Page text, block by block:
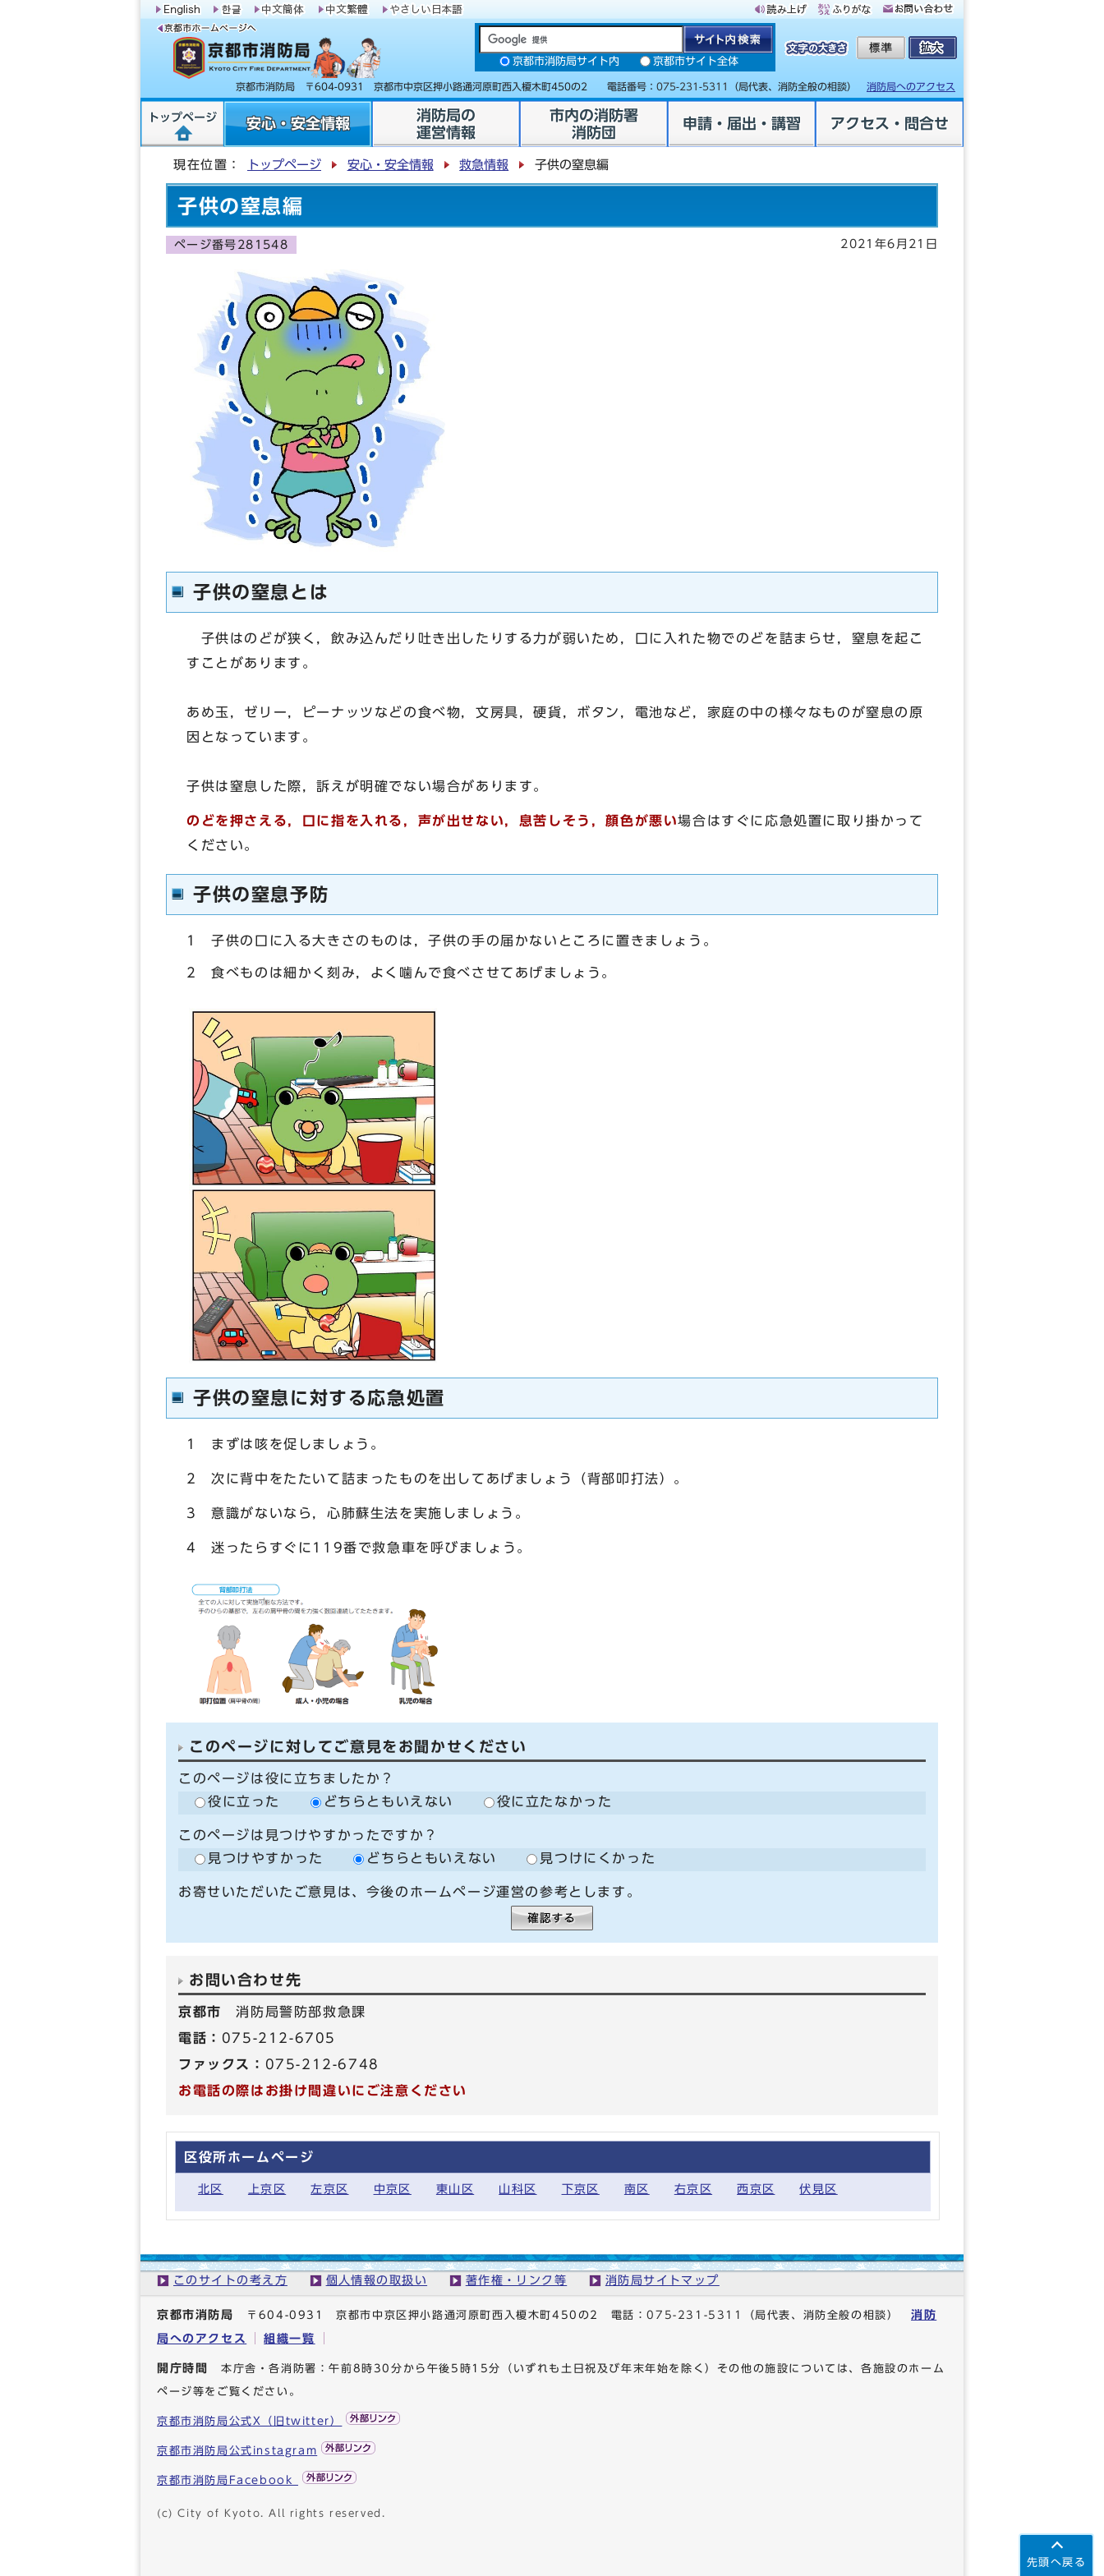
京都市消防局サイト内 京都市サイト全体
京都市消防局 〒604-0931 京都市中京区押小路通河原町西入榎木町450の2 電話番号： 075-231-5311 （局代表、消防全般の相談） 消防局へのアクセス
トップページ 安心・安全情報
消防局の
運営情報
市内の消防署
消防団
申請・届出・講習 アクセス・問合せ
現在位置： トップページ 安心・安全情報 救急情報 子供の窒息編
子供の窒息編
ページ番号281548 2021年6月21日
子供の窒息とは
子供はのどが狭く，飲み込んだり吐き出したりする力が弱いため，口に入れた物でのどを詰まらせ，窒息を起こ
すことがあります。
あめ玉，ゼリー，ピーナッツなどの食べ物，文房具，硬貨，ボタン，電池など，家庭の中の様々なものが窒息の原
因となっています。
子供は窒息した際，訴えが明確でない場合があります。
のどを押さえる，口に指を入れる，声が出せない，息苦しそう，顔色が悪い場合はすぐに応急処置に取り掛かって
ください。
子供の窒息予防
1 子供の口に入る大きさのものは，子供の手の届かないところに置きましょう。
2 食べものは細かく刻み，よく噛んで食べさせてあげましょう。
子供の窒息に対する応急処置
1 まずは咳を促しましょう。
2 次に背中をたたいて詰まったものを出してあげましょう（背部叩打法）。
3 意識がないなら，心肺蘇生法を実施しましょう。
4 迷ったらすぐに119番で救急車を呼びましょう。
このページに対してご意見をお聞かせください
このページは役に立ちましたか？
役に立った
どちらともいえない 役に立たなかった
このページは見つけやすかったですか？
見つけやすかった
どちらともいえない 見つけにくかった
お寄せいただいたご意見は、今後のホームページ運営の参考とします。
お問い合わせ先
京都市消防局警防部救急課
電話： 075-212-6705
ファックス： 075-212-6748
お電話の際はお掛け間違いにご注意ください
区役所ホームページ
北区 上京区 左京区 中京区 東山区 山科区 下京区 南区 右京区 西京区 伏見区
先頭へ戻る
このサイトの考え方 個人情報の取扱い 著作権・リンク等 消防局サイトマップ
京都市消防局 〒604-0931 京都市中京区押小路通河原町西入榎木町450の2 電話：075-231-5311 （局代表、消防全般の相談）消防
局へのアクセス
組織一覧
開庁時間 本庁舎・各消防署：午前8時30分から午後5時15分（いずれも土日祝及び年末年始を除く）その他の施設については、各施設のホーム
ページ等をご覧ください。
京都市消防局公式X（旧twitter）
京都市消防局公式instagram
京都市消防局Facebook
(c) City of Kyoto. All rights reserved.